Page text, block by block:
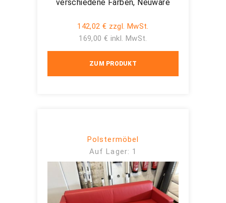
verschiedene Farben, Neuware
142,02 € zzgl. MwSt.
169,00 € inkl. MwSt.
ZUM PRODUKT
Polstermöbel
Auf Lager: 1